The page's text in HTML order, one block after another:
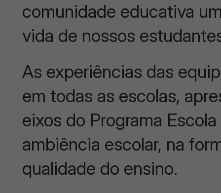
comunidade educativa
vida de nossos
As experiências das
em todas as escolas,
eixos do Programa
ambiência escolar, na
qualidade do ensino.